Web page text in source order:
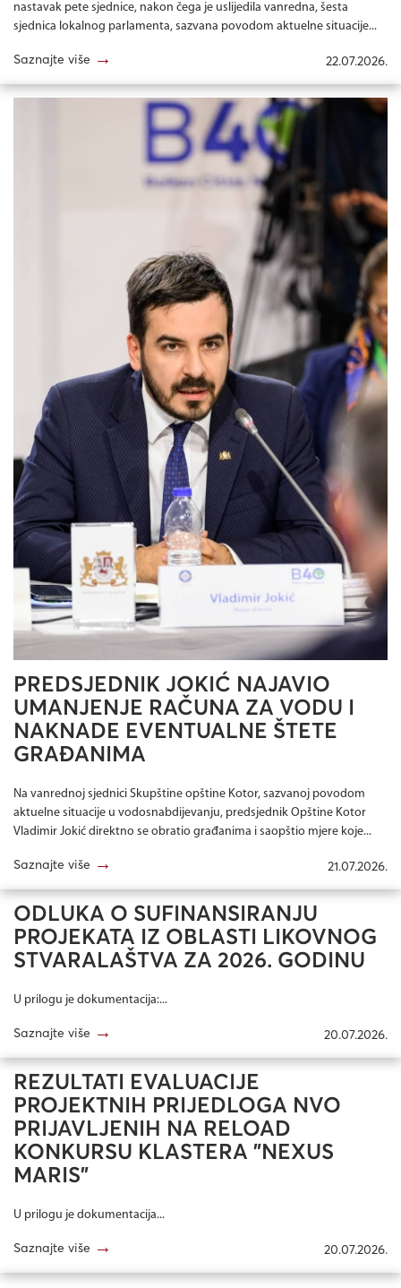
nastavak pete sjednice, nakon čega je uslijedila vanredna, šesta
sjednica lokalnog parlamenta, sazvana povodom aktuelne situacije...
Saznajte više → 22.07.2026.
PREDSJEDNIK JOKIĆ NAJAVIO
UMANJENJE RAČUNA ZA VODU I
NAKNADE EVENTUALNE ŠTETE
GRAĐANIMA
Na vanrednoj sjednici Skupštine opštine Kotor, sazvanoj povodom
aktuelne situacije u vodosnabdijevanju, predsjednik Opštine Kotor
Vladimir Jokić direktno se obratio građanima i saopštio mjere koje...
Saznajte više → 21.07.2026.
ODLUKA O SUFINANSIRANJU
PROJEKATA IZ OBLASTI LIKOVNOG
STVARALAŠTVA ZA 2026. GODINU
U prilogu je dokumentacija:...
Saznajte više → 20.07.2026.
REZULTATI EVALUACIJE
PROJEKTNIH PRIJEDLOGA NVO
PRIJAVLJENIH NA RELOAD
KONKURSU KLASTERA "NEXUS
MARIS"
U prilogu je dokumentacija...
Saznajte više → 20.07.2026.